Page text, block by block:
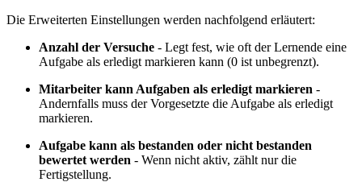
Die Erweiterten Einstellungen werden nachfolgend erläutert:
Anzahl der Versuche - Legt fest, wie oft der Lernende eine
Aufgabe als erledigt markieren kann (0 ist unbegrenzt).
Mitarbeiter kann Aufgaben als erledigt markieren -
Andernfalls muss der Vorgesetzte die Aufgabe als erledigt
markieren.
Aufgabe kann als bestanden oder nicht bestanden
bewertet werden - Wenn nicht aktiv, zählt nur die
Fertigstellung.